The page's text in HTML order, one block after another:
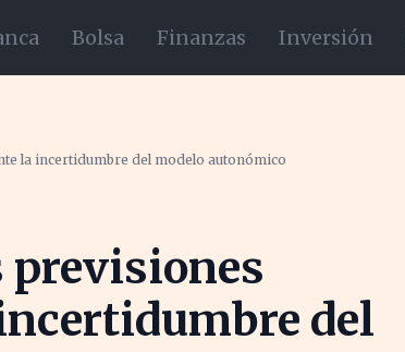
Bolsa Finanzas Inversión
la incertidumbre del modelo autonómico
previsiones
del